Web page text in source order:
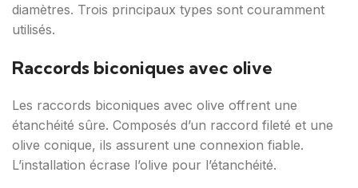
diamètres. Trois principaux types sont couramment
utilisés.
Raccords biconiques avec olive
Les raccords biconiques avec olive offrent une
étanchéité sûre. Composés d’un raccord fileté et une
olive conique, ils assurent une connexion fiable.
L’installation écrase l’olive pour l’étanchéité.